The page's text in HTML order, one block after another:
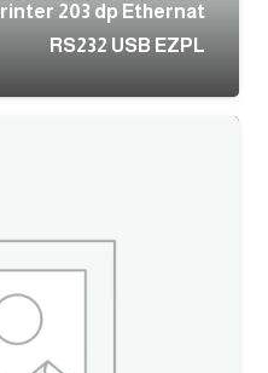
203 dp Ethernat
RS232 USB EZPL